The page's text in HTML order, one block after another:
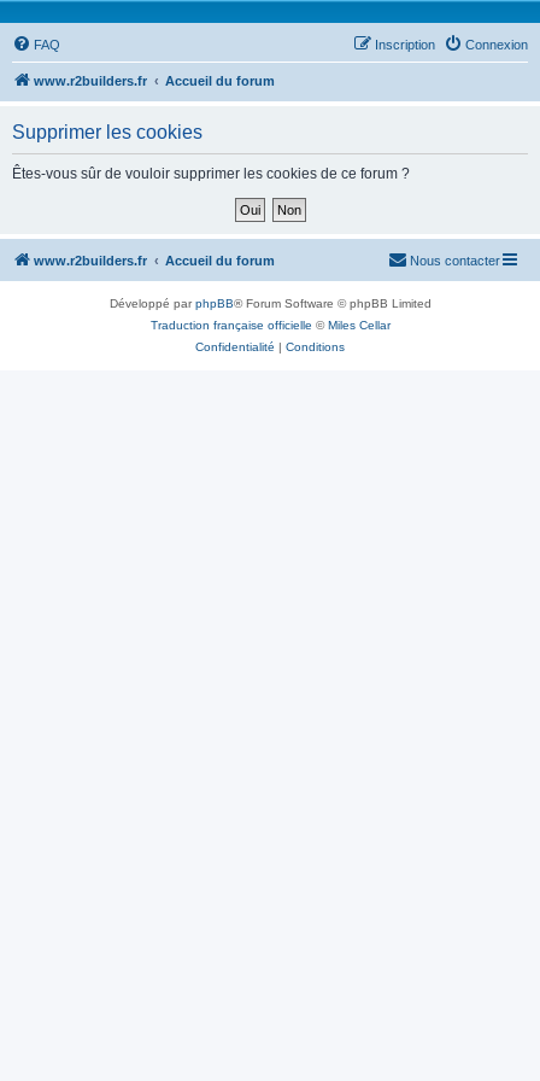
FAQ Connexion
Inscription
www.r2builders.fr Accueil du forum
Supprimer les cookies
Êtes-vous sûr de vouloir supprimer les cookies de ce forum ?
www.r2builders.fr Accueil du forum Nous contacter
Développé parphpBB® Forum Software © phpBB Limited
Traduction française officielle ©Miles Cellar
Confidentialité | Conditions